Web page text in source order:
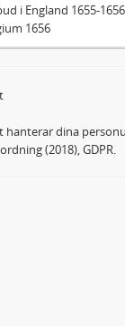
i England 1655-
1656
hanterar dina
(2018), GDPR.